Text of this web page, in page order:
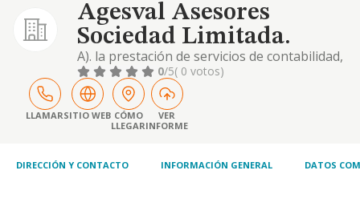
Agesval Asesores
Sociedad Limitada.
A). la prestación de servicios de contabilidad,
teneduría de libros, censura de cuentas,
auditoria, materias fiscal y laboral, y
jurídicos. b). la prestación de servicios de
colaboración con entidades de crédito y
compañías de seguro en la captación de
0/5( 0 votos)
LLAMARSITIO WEB CÓMO
LLEGAR
VER
INFORME
DIRECCIÓN Y CONTACTO INFORMACIÓN GENERAL DATOS